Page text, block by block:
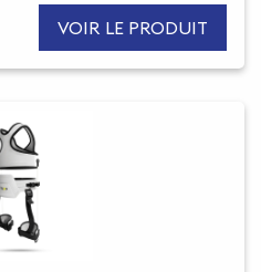
VOIR LE PRODUIT